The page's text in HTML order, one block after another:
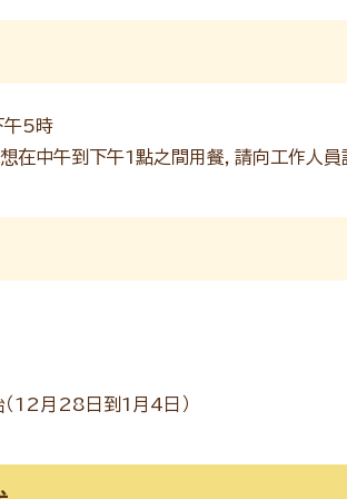
午5時
想在中午到下午1點之間用餐，請向工作人員
（12月28日到1月4日）